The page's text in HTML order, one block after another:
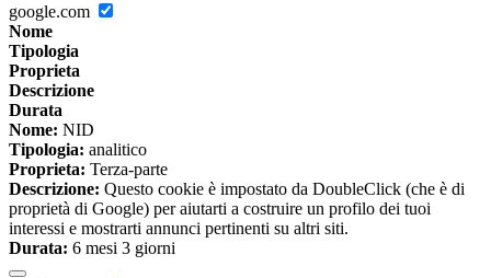
google.com
Nome
Tipologia
Proprieta
Descrizione
Durata
Nome: NID
Tipologia: analitico
Proprieta: Terza-parte
Descrizione: Questo cookie è impostato da DoubleClick (che è di
proprietà di Google) per aiutarti a costruire un profilo dei tuoi
interessi e mostrarti annunci pertinenti su altri siti.
Durata: 6 mesi 3 giorni